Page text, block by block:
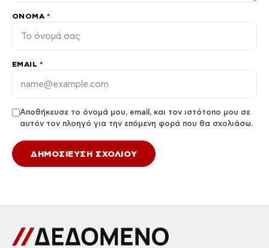
ΌΝΟΜΑ *
EMAIL *
Αποθήκευσε το όνομά μου, email, και τον ιστότοπο μου σε
αυτόν τον πλοηγό για την επόμενη φορά που θα σχολιάσω.